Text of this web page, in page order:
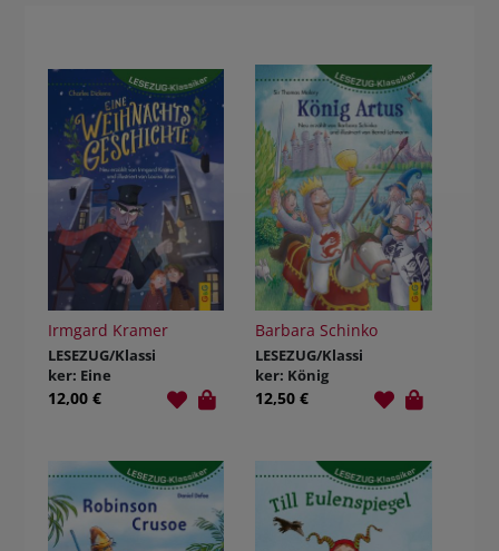
Irmgard Kramer
LESEZUG/Klassi
ker: Eine
Weihnachtsges
12,00 €
Barbara Schinko
LESEZUG/Klassi
ker: König
Artus
12,50 €